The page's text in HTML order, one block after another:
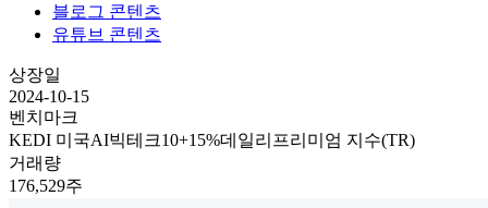
블로그 콘텐츠
유튜브 콘텐츠
상장일
2024-10-15
벤치마크
KEDI 미국AI빅테크10+15%데일리프리미엄 지수(TR)
거래량
176,529주